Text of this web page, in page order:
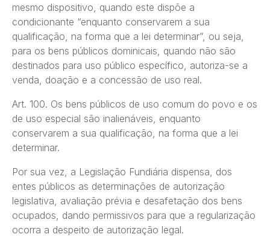
mesmo dispositivo, quando este dispõe a
condicionante “enquanto conservarem a sua
qualificação, na forma que a lei determinar”, ou seja,
para os bens públicos dominicais, quando não são
destinados para uso público específico, autoriza-se a
venda, doação e a concessão de uso real.
Art. 100. Os bens públicos de uso comum do povo e os
de uso especial são inalienáveis, enquanto
conservarem a sua qualificação, na forma que a lei
determinar.
Por sua vez, a Legislação Fundiária dispensa, dos
entes públicos as determinações de autorização
legislativa, avaliação prévia e desafetação dos bens
ocupados, dando permissivos para que a regularização
ocorra a despeito de autorização legal.